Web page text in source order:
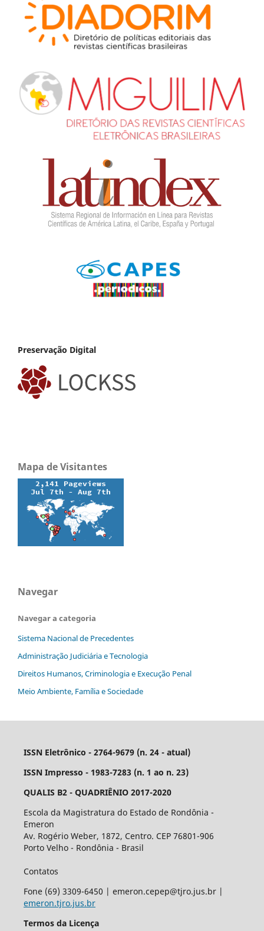
Preservação Digital
Mapa de Visitantes
Navegar
Navegar a categoria
Sistema Nacional de Precedentes
Administração Judiciária e Tecnologia
Direitos Humanos, Criminologia e Execução Penal
Meio Ambiente, Família e Sociedade
ISSN Eletrônico - 2764-9679 (n. 24 - atual)
ISSN Impresso - 1983-7283 (n. 1 ao n. 23)
QUALIS B2 - QUADRIÊNIO 2017-2020
Escola da Magistratura do Estado de Rondônia -
Emeron
Av. Rogério Weber, 1872, Centro. CEP 76801-906
Porto Velho - Rondônia - Brasil
Contatos
Fone (69) 3309-6450 | emeron.cepep@tjro.jus.br |
emeron.tjro.jus.br
Termos da Licença